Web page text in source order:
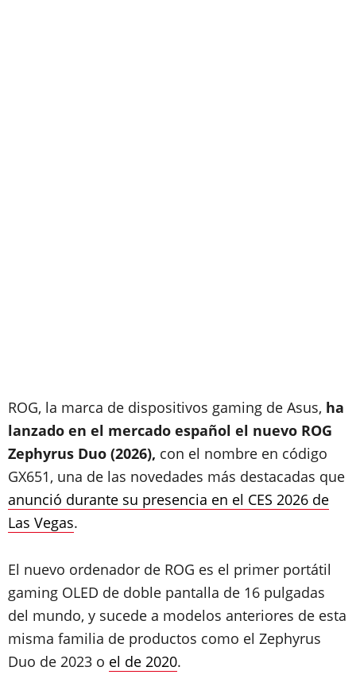
ROG, la marca de dispositivos gaming de Asus, ha
lanzado en el mercado español el nuevo ROG
Zephyrus Duo (2026), con el nombre en código
GX651, una de las novedades más destacadas que
anunció durante su presencia en el CES 2026 de
Las Vegas.
El nuevo ordenador de ROG es el primer portátil
gaming OLED de doble pantalla de 16 pulgadas
del mundo, y sucede a modelos anteriores de esta
misma familia de productos como el Zephyrus
Duo de 2023 o el de 2020.